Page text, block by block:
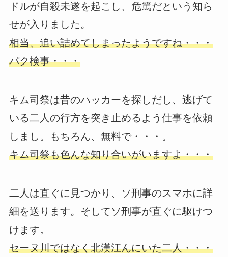
ドルが自殺未遂を起こし、危篤だという知ら
せが入りました。
相当、追い詰めてしまったようですね・・・
パク検事・・・
キム司祭は昔のハッカーを探しだし、逃げて
いる二人の行方を突き止めるよう仕事を依頼
しまし。もちろん、無料で・・・。
キム司祭も色んな知り合いがいますよ・・・
二人は直ぐに見つかり、ソ刑事のスマホに詳
細を送ります。そしてソ刑事が直ぐに駆けつ
けます。
セーヌ川ではなく北漢江んにいた二人・・・